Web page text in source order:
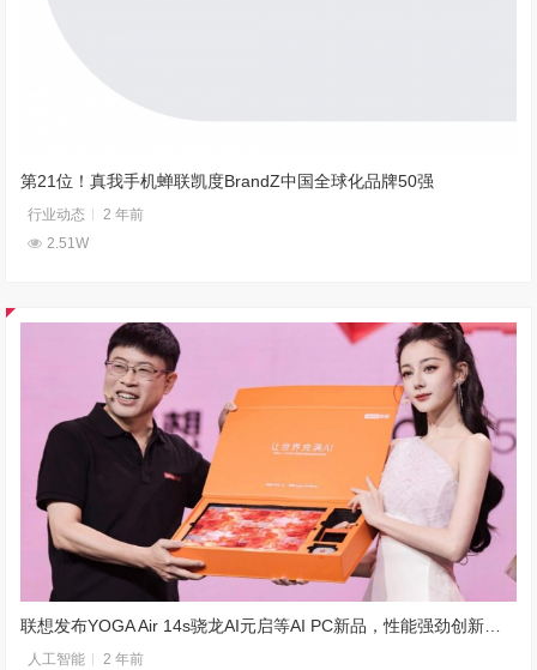
第21位！真我手机蝉联凯度BrandZ中国全球化品牌50强
行业动态
2 年前
2.51W
人工智能
2 年前